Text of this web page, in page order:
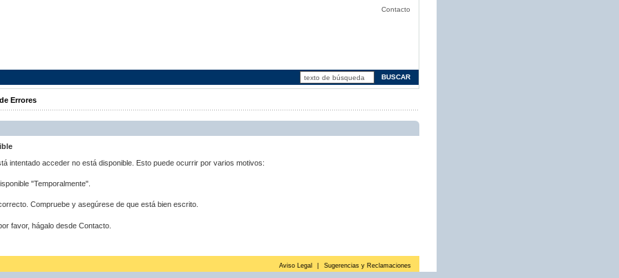
Contacto
Errores
intentado acceder no está disponible. Esto puede ocurrir por varios motivos:
"Temporalmente".
Compruebe y asegúrese de que está bien escrito.
favor, hágalo desde Contacto.
Aviso Legal Sugerencias y Reclamaciones